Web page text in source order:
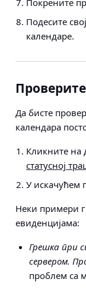
Покрените
Подесите
календаре.
Да бисте
календара
Кликните на
статусној
У искачућем
Неки примери
евиденцијама:
Грешка при
сервером.
проблем са